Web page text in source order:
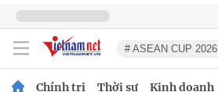
# ASEAN CUP 2026
Chính trị Thời sự Kinh doanh